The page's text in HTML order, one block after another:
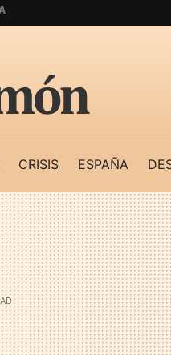
CRISIS ESPAÑA